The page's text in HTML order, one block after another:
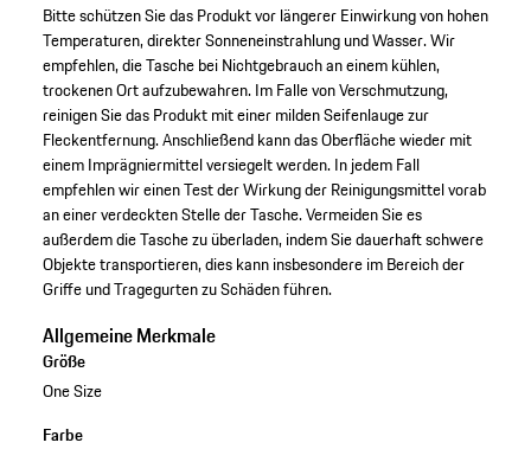
Bitte schützen Sie das Produkt vor längerer Einwirkung von hohen
Temperaturen, direkter Sonneneinstrahlung und Wasser. Wir
empfehlen, die Tasche bei Nichtgebrauch an einem kühlen,
trockenen Ort aufzubewahren. Im Falle von Verschmutzung,
reinigen Sie das Produkt mit einer milden Seifenlauge zur
Fleckentfernung. Anschließend kann das Oberfläche wieder mit
einem Imprägniermittel versiegelt werden. In jedem Fall
empfehlen wir einen Test der Wirkung der Reinigungsmittel vorab
an einer verdeckten Stelle der Tasche. Vermeiden Sie es
außerdem die Tasche zu überladen, indem Sie dauerhaft schwere
Objekte transportieren, dies kann insbesondere im Bereich der
Griffe und Tragegurten zu Schäden führen.
Allgemeine Merkmale
Größe
One Size
Farbe